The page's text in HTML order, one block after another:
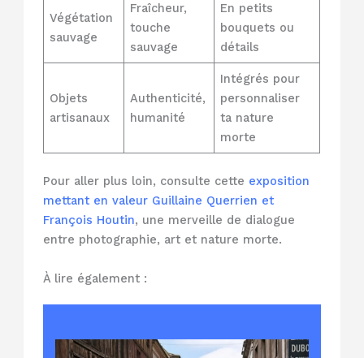
Végétation
sauvage
Fraîcheur,
touche
sauvage
En petits
bouquets ou
détails
Objets
artisanaux
Authenticité,
humanité
Intégrés pour
personnaliser
ta nature
morte
Pour aller plus loin, consulte cette exposition
mettant en valeur Guillaine Querrien et
François Houtin, une merveille de dialogue
entre photographie, art et nature morte.
À lire également :